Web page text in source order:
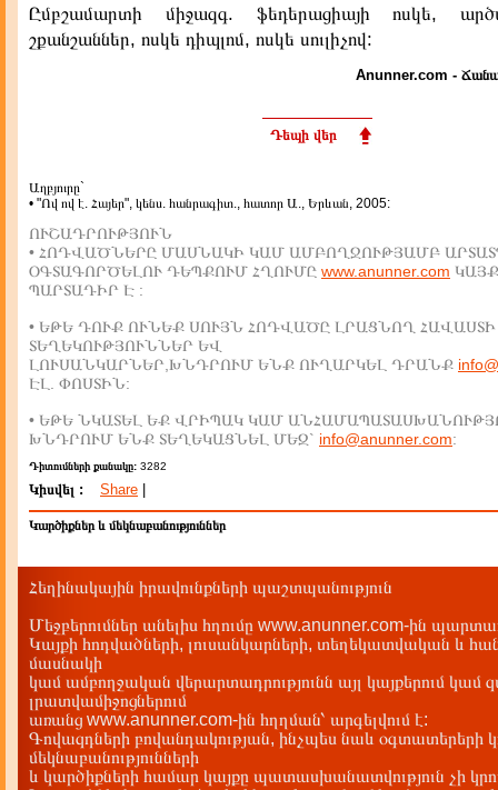
Ըմբշամարտի միջազգ. ֆեդերացիայի ոսկե,
շքանշաններ, ոսկե դիպլոմ, ոսկե սուլիչով:
Anunner.com -
Դեպի վեր
Աղբյուրը`
• "Ով ով է. Հայեր", կենս. հանրագիտ., հատոր Ա., Երևան, 2005:
ՈՒՇԱԴՐՈՒԹՅՈՒՆ
• ՀՈԴՎԱԾՆԵՐԸ ՄԱՍՆԱԿԻ ԿԱՄ ԱՄԲՈՂՋՈՒԹՅԱՄԲ
ՕԳՏԱԳՈՐԾԵԼՈՒ ԴԵՊՔՈՒՄ ՀՂՈՒՄԸ www.anunner.com
ՊԱՐՏԱԴԻՐ Է :
• ԵԹԵ ԴՈՒՔ ՈՒՆԵՔ ՍՈՒՅՆ ՀՈԴՎԱԾԸ ԼՐԱՑՆՈՂ ՀԱՎԱՍՏԻ
ՏԵՂԵԿՈՒԹՅՈՒՆՆԵՐ ԵՎ
ԼՈՒՍԱՆԿԱՐՆԵՐ,ԽՆԴՐՈՒՄ ԵՆՔ ՈՒՂԱՐԿԵԼ ԴՐԱՆՔ
ԷԼ. ՓՈՍՏԻՆ:
• ԵԹԵ ՆԿԱՏԵԼ ԵՔ ՎՐԻՊԱԿ ԿԱՄ
ԽՆԴՐՈՒՄ ԵՆՔ ՏԵՂԵԿԱՑՆԵԼ ՄԵԶ` info@anunner.com:
Դիտումների քանակը: 3282
Կիսվել : Share
Կարծիքներ և մեկնաբանություններ
Հեղինակային իրավունքների պաշտպանություն
Մեջբերումներ անելիս հղումը www.anunner.com-ին
Կայքի հոդվածների, լուսանկարների, տեղեկատվական և
մասնակի
կամ ամբողջական վերարտադրությունն այլ կայքերում կամ
լրատվամիջոցներում
առանց www.anunner.com-ին հղղման՝ արգելվում է:
Գովազդների բովանդակության, ինչպես նաև օգտատերերի
մեկնաբանությունների
և կարծիքների համար կայքը պատասխանատվություն չի